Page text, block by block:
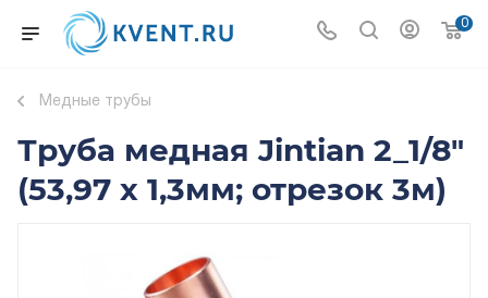
0
Медные трубы
Труба медная Jintian 2_1/8"
(53,97 х 1,3мм; отрезок 3м)